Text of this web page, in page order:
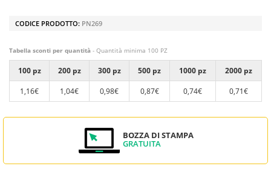
CODICE PRODOTTO: PN269
Tabella sconti per quantità - Quantità minima 100 PZ
100 pz 200 pz 300 pz 500 pz 1000 pz
2000 pz
1,16€
1,04€ 0,98€ 0,87€ 0,74€ 0,71€
BOZZA DI STAMPA
GRATUITA